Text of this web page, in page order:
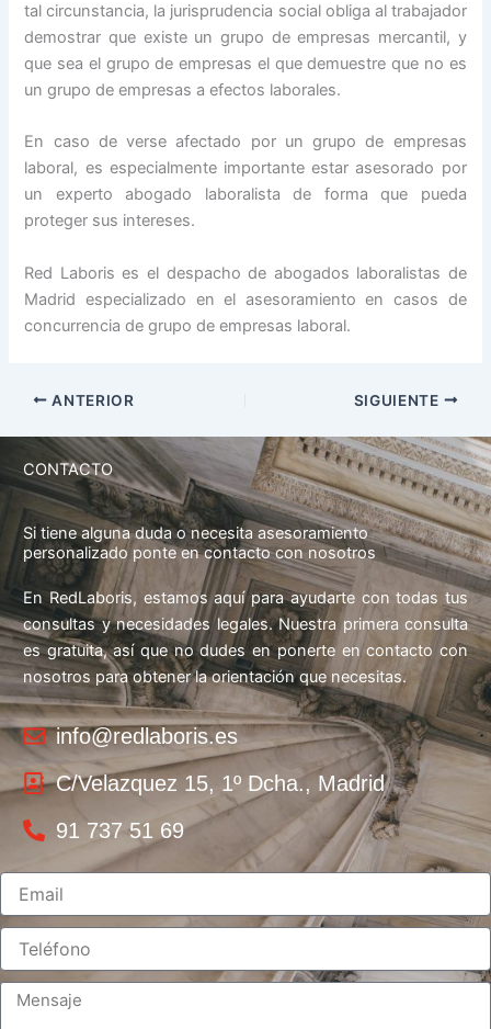
tal circunstancia, la jurisprudencia social obliga al trabajador
demostrar que existe un grupo de empresas mercantil, y
que sea el grupo de empresas el que demuestre que no es
un grupo de empresas a efectos laborales.
En caso de verse afectado por un grupo de empresas
laboral, es especialmente importante estar asesorado por
un experto abogado laboralista de forma que pueda
proteger sus intereses.
Red Laboris es el despacho de abogados laboralistas de
Madrid especializado en el asesoramiento en casos de
concurrencia de grupo de empresas laboral.
ANTERIOR SIGUIENTE
CONTACTO
Si tiene alguna duda o necesita asesoramiento
personalizado ponte en contacto con nosotros
En RedLaboris, estamos aquí para ayudarte con todas tus
consultas y necesidades legales. Nuestra primera consulta
es gratuita, así que no dudes en ponerte en contacto con
nosotros para obtener la orientación que necesitas.
info@redlaboris.es
C/Velazquez 15, 1º Dcha., Madrid
91 737 51 69